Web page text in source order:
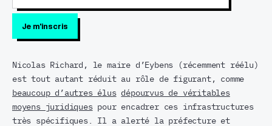
Nicolas Richard, le maire d’Eybens (récemment réélu)
est tout autant réduit au rôle de figurant, comme
beaucoup d’autres élus dépourvus de véritables
moyens juridiquespour encadrer ces infrastructures
très spécifiques. Il a alerté la préfecture et